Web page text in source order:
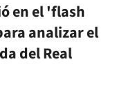
en el 'flash
analizar el
del Real